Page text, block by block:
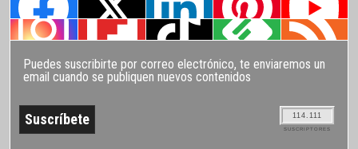
Puedes suscribirte por correo electrónico, te enviaremos un
email cuando se publiquen nuevos contenidos
114.111
SUSCRIPTORES